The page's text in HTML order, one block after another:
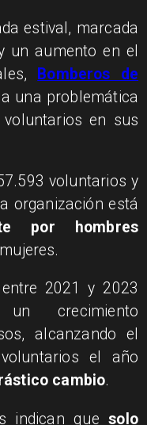
estival, marcada
un aumento en el
Bomberos de
una problemática
en sus
voluntarios y
organización está
por hombres
2021 y 2023
un crecimiento
alcanzando el
el año
cambio.
indican que solo